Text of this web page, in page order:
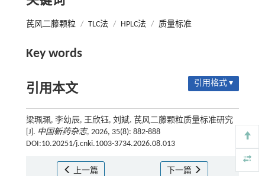
芪风二藤颗粒 / TLC法 / HPLC法 / 质量标准
Key words
引用本文 引用格式 ▾
梁珮珮, 李幼辰, 王欣钰, 刘斌. 芪风二藤颗粒质量标准研究
[J]. 中国新药杂志, 2026, 35(8): 882-888
DOI:10.20251/j.cnki.1003-3734.2026.08.013
上一篇 下一篇